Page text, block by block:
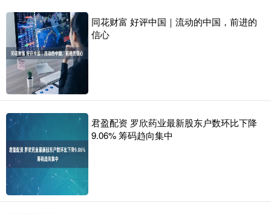
同花财富 好评中国｜流动的中国，前进的
信心
君盈配资 罗欣药业最新股东户数环比下降
9.06% 筹码趋向集中